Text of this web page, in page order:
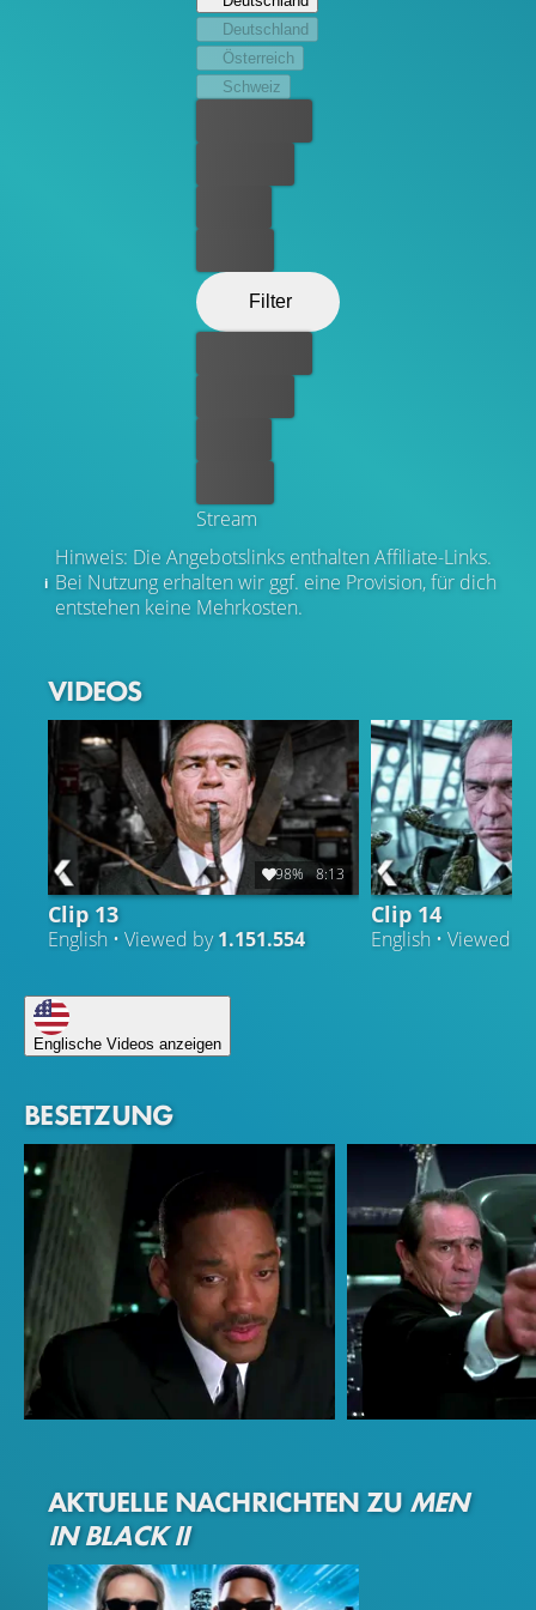
Deutschland
Österreich
Schweiz
Filter
Stream
Hinweis: Die Angebotslinks enthalten Affiliate-Links.
Bei Nutzung erhalten wir ggf. eine Provision, für dich
entstehen keine Mehrkosten.
VIDEOS
98% 8:13
Clip 13
English • Viewed by1.151.554
Clip 14
English • Viewed
Englische Videos anzeigen
BESETZUNG
Jay Kay
AKTUELLE NACHRICHTEN ZUMEN
IN BLACK II